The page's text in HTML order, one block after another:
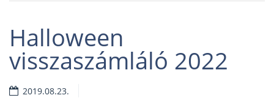
Halloween
visszaszámláló 2022
2019.08.23.